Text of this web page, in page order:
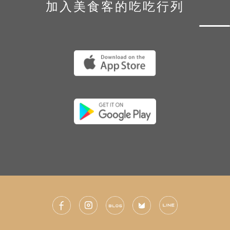
加入美食客的吃吃行列